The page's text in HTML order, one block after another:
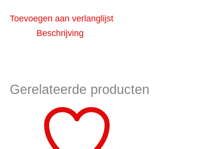
Toevoegen aan verlanglijst
Beschrijving
Gerelateerde producten